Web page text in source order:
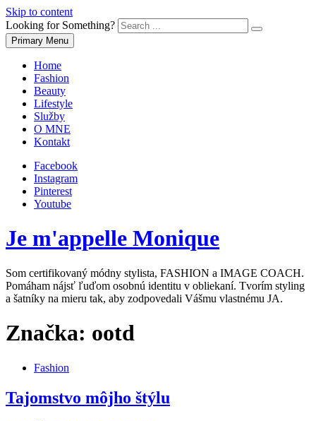
Skip to content
Looking for Something?
Primary Menu
Home
Fashion
Beauty
Lifestyle
Služby
O MNE
Kontakt
Facebook
Instagram
Pinterest
Youtube
Je m'appelle Monique
Som certifikovaný módny stylista, FASHION a IMAGE COACH.
Pomáham nájsť ľuďom osobnú identitu v obliekaní. Tvorím styling
a šatníky na mieru tak, aby zodpovedali Vášmu vlastnému JA.
Značka: ootd
Fashion
Tajomstvo môjho štýlu